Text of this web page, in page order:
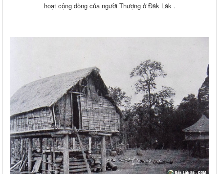
hoạt cộng đồng của người Thượng ở Đăk Lăk .